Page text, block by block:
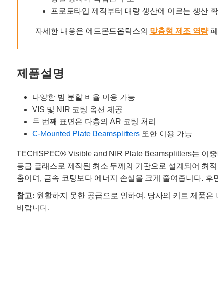
프로토타입 제작부터 대량 생산에 이르는 생산
자세한 내용은 에드몬드옵틱스의 맞춤형 제조 역량페
제품설명
다양한 빔 분할 비율 이용 가능
VIS 및 NIR 코팅 옵션 제공
두 번째 표면은 다층의 AR 코팅 처리
C-Mounted Plate Beamsplitters또한 이용 가능
TECHSPEC® Visible and NIR Plate Beamsplitters는 이
등급 글래스로 제작된 최소 두께의 기판으로 설계되어 최
춤이며, 금속 코팅보다 에너지 손실을 크게 줄여줍니다.
참고: 원활하지 못한 공급으로 인하여, 당사의 키트 제품
바랍니다.